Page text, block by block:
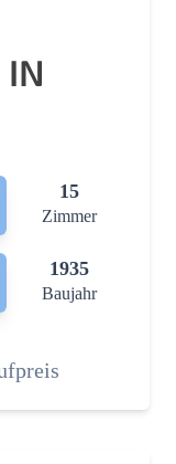
IN
IN
15
Zimmer
1935
Baujahr